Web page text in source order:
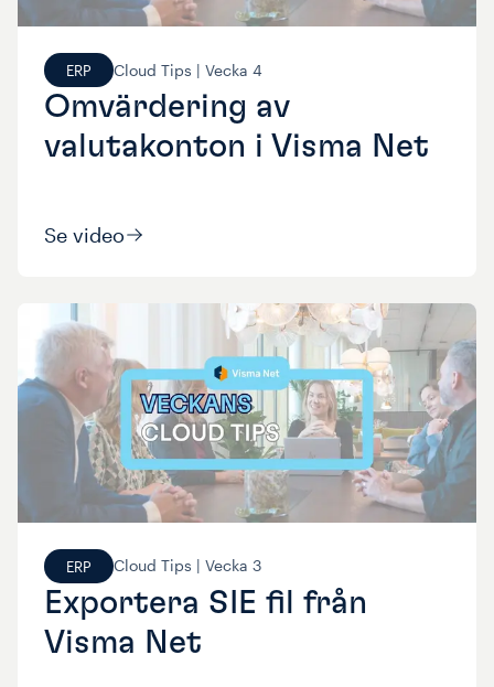
ERP Cloud Tips | Vecka 4
Omvärdering av
valutakonton i Visma Net
Se video
ERP Cloud Tips | Vecka 3
Exportera SIE fil från
Visma Net